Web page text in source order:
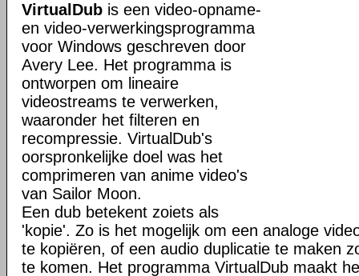
VirtualDub is een video-opname-
en video-verwerkingsprogramma
voor Windows geschreven door
Avery Lee. Het programma is
ontworpen om lineaire
videostreams te verwerken,
waaronder het filteren en
recompressie. VirtualDub's
oorspronkelijke doel was het
comprimeren van anime video's
van Sailor Moon.
Een dub betekent zoiets als
'kopie'. Zo is het mogelijk om een analoge
te kopiëren, of een audio duplicatie te maken
te komen. Het programma VirtualDub maakt